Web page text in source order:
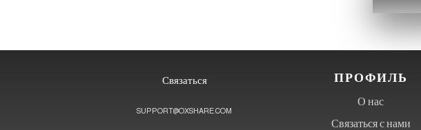
Связаться
SUPPORT@OXSHARE.COM
ПРОФИЛЬ
О нас
Связаться с нами